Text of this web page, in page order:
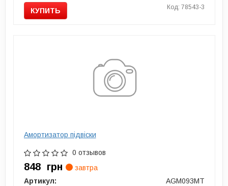
КУПИТЬ Код: 78543-3
Амортизатор підвіски
0 отзывов
848 грн
завтра
Артикул:
AGM093MT